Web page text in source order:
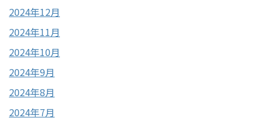
2024年12月
2024年11月
2024年10月
2024年9月
2024年8月
2024年7月